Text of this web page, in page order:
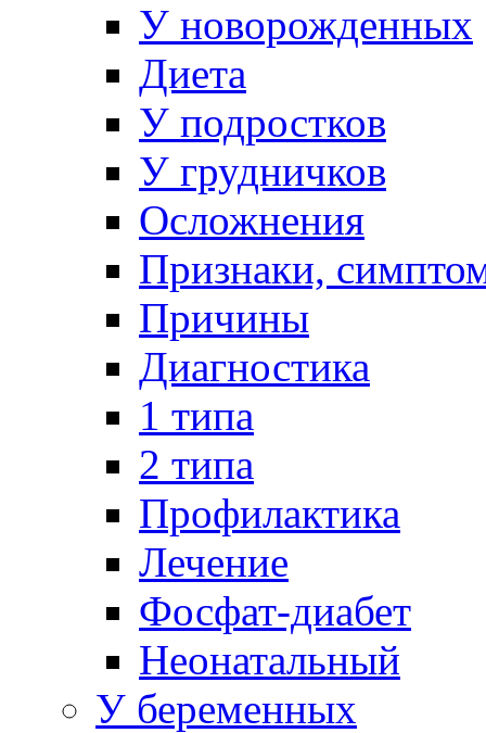
У новорожденных
Диета
У подростков
У грудничков
Осложнения
Признаки,
Причины
Диагностика
1 типа
2 типа
Профилактика
Лечение
Фосфат-диабет
Неонатальный
У беременных